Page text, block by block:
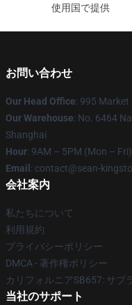
使用国で提供
お問い合わせ
Our Head Office: 995 Market
Our Warehouse: No. 6464
Shanghai
Hour: 9AM – 5PM (Mon – Fri)
Email : contact@sean-
会社案内
私たちについて
利用規約
プライバシーポリシー
DMCA - 著作権ポリシー
カリフォルニアSB657: サプ
当社のサポート